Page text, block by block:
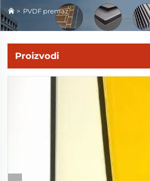
> PVDF premaz
Proizvodi